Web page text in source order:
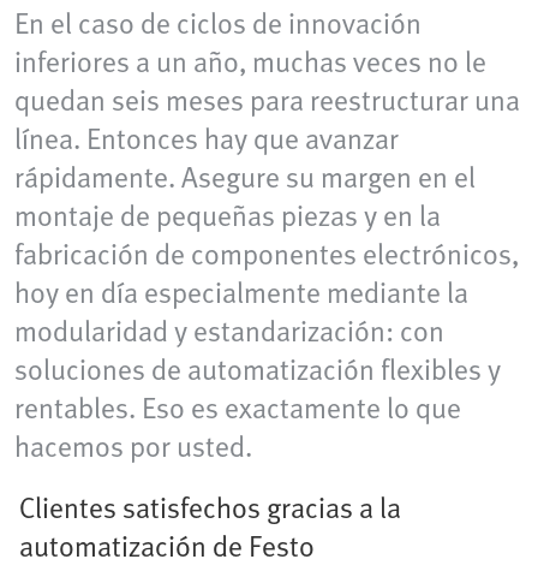
En el caso de ciclos de innovación
inferiores a un año, muchas veces no le
quedan seis meses para reestructurar una
línea. Entonces hay que avanzar
rápidamente. Asegure su margen en el
montaje de pequeñas piezas y en la
fabricación de componentes electrónicos,
hoy en día especialmente mediante la
modularidad y estandarización: con
soluciones de automatización flexibles y
rentables. Eso es exactamente lo que
hacemos por usted.
Clientes satisfechos gracias a la
automatización de Festo